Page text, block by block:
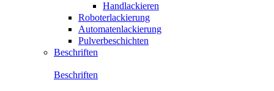
Handlackieren
Roboterlackierung
Automatenlackierung
Pulverbeschichten
Beschriften
Beschriften